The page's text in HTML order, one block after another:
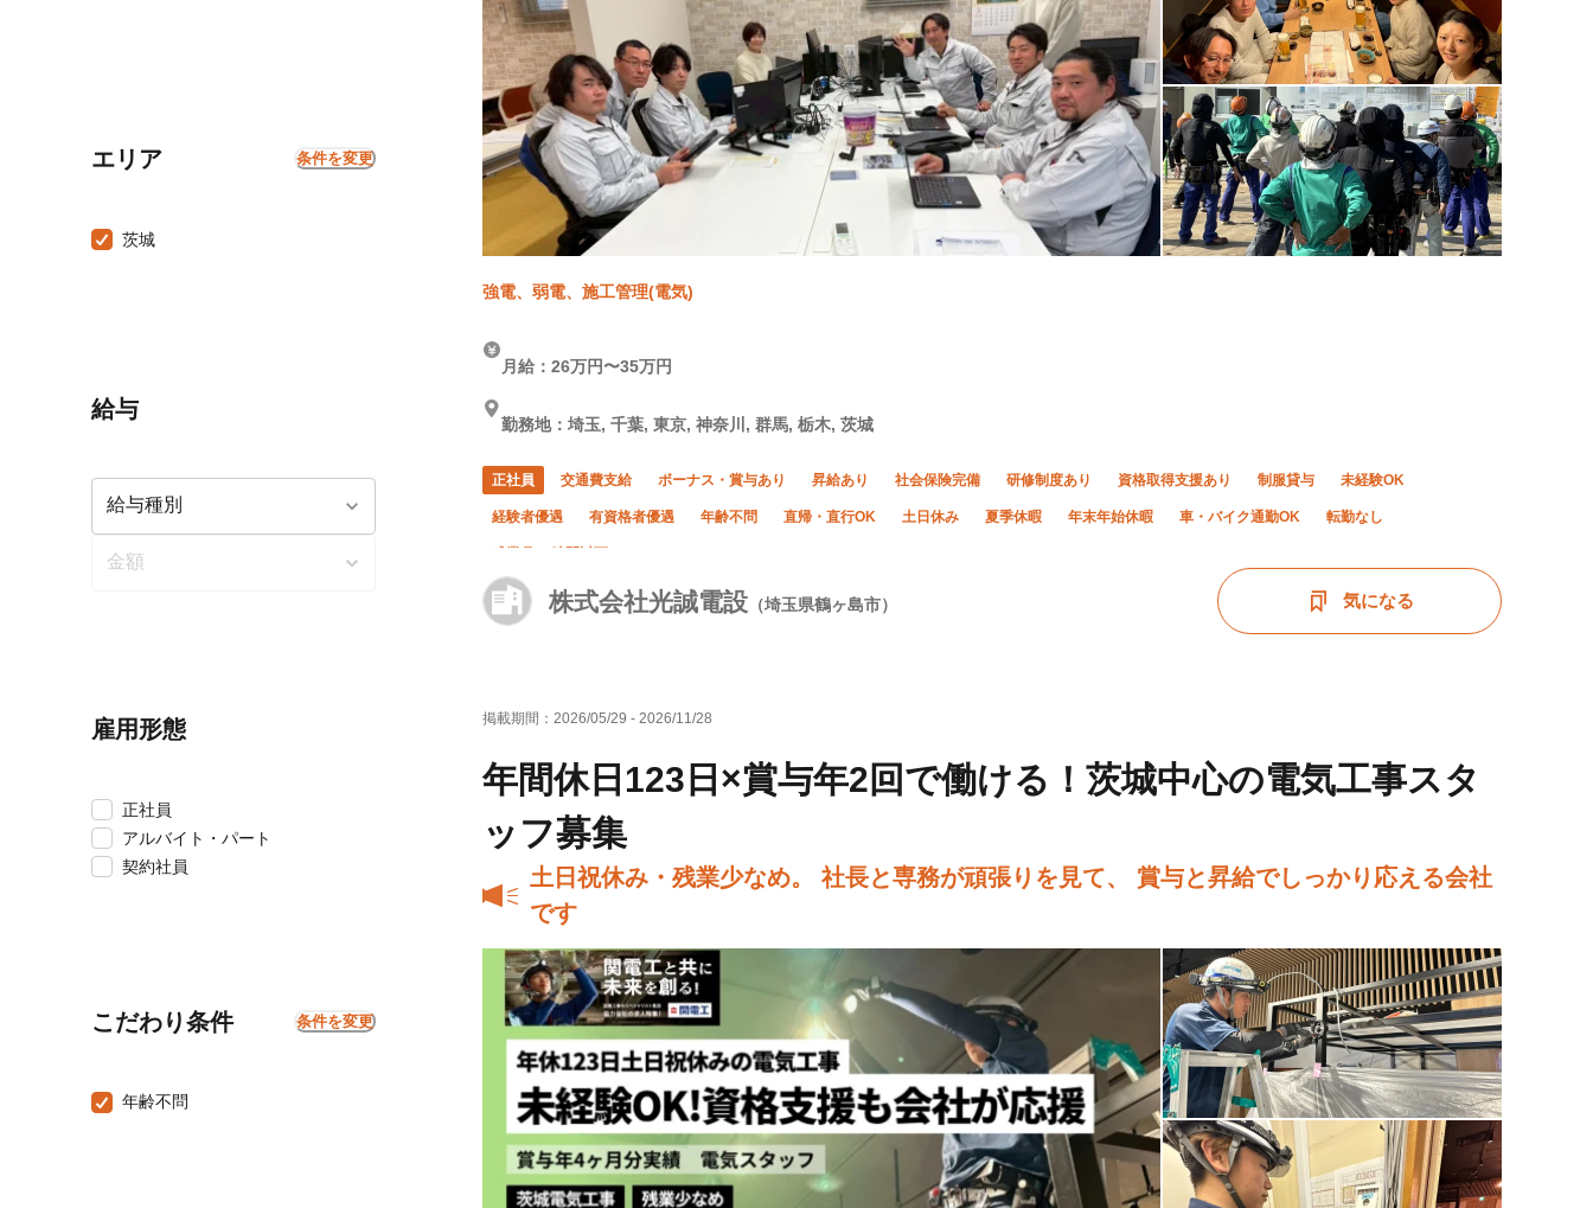
エリア 条件を変更
茨城
給与
雇用形態
正社員
アルバイト・パート
契約社員
こだわり条件 条件を変更
年齢不問
強電、弱電、施工管理(電気)
株式会社光誠電設 （埼玉県鶴ヶ島市）
月給：26万円〜35万円
勤務地：埼玉, 千葉, 東京, 神奈川, 群馬, 栃木, 茨城
正社員 交通費支給 ボーナス・賞与あり 昇給あり 社会保険完備 研修制度あり 資格取得支援あり 制服貸与 未経験OK
経験者優遇 有資格者優遇 年齢不問 直帰・直行OK 土日休み 夏季休暇 年末年始休暇 車・バイク通勤OK 転勤なし
気になる
掲載期間： 2026/05/29 - 2026/11/28
年間休日123日×賞与年2回で働ける！茨城中心の電気工事スタ
ッフ募集
土日祝休み・残業少なめ。 社長と専務が頑張りを見て、 賞与と昇給でしっかり応える会社
です